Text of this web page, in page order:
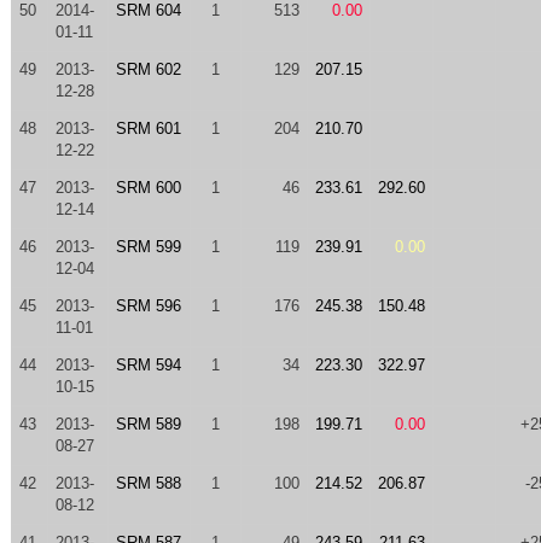
50
2014-
01-11
SRM 604 1 513 0.00
49
2013-
12-28
SRM 602 1 129 207.15
48
2013-
12-22
SRM 601 1 204 210.70
47
2013-
12-14
SRM 600 1 46 233.61 292.60
46
2013-
12-04
SRM 599 1 119 239.91 0.00
45
2013-
11-01
SRM 596 1 176 245.38 150.48
44
2013-
10-15
SRM 594 1 34 223.30 322.97
43
2013-
08-27
SRM 589 1 198 199.71 0.00
42
2013-
08-12
SRM 588 1 100 214.52 206.87 -